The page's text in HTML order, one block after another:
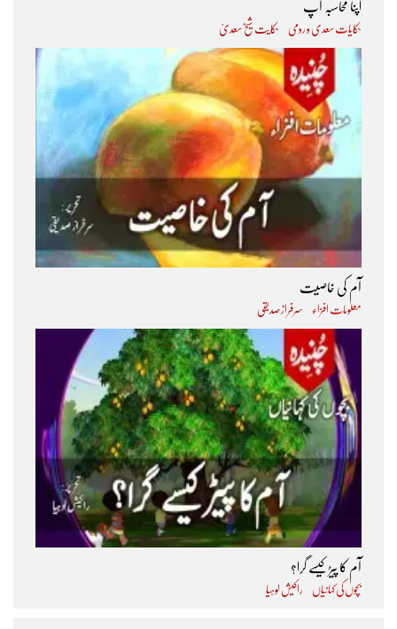
اپنا محاسبہ آپ
حکایات سعدی و رومی حکایت شیخ سعدیؒ
آم کی خاصیت
معلومات افزاء سرفراز صدیقی
آم کا پیڑ کیسے گرا؟
بچوں کی کہانیاں راکیش لوہیا